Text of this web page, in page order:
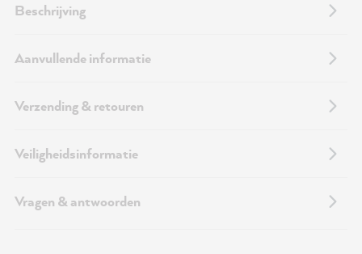
Beschrijving
Aanvullende informatie
Verzending & retouren
Veiligheidsinformatie
Vragen & antwoorden